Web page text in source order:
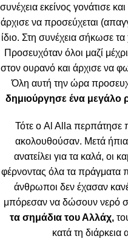
συνέχεια εκείνος γονάτισε
άρχισε να προσεύχεται
ίδιο. Στη συνέχεια σήκωσε τα
Προσευχόταν όλοι μαζί
στον ουρανό και άρχισε να
Όλη αυτή την ώρα
δημιούργησε ένα μεγάλο
Τότε ο Al Alla περπάτησε
ακολουθούσαν. Μετά
ανατείλει για τα καλά, οι
φέρνοντας όλα τα πράγματα
άνθρωποι δεν έχασαν
μπόρεσαν να δώσουν νερό
τα σημάδια του Αλλάχ,
κατά τη διάρκεια